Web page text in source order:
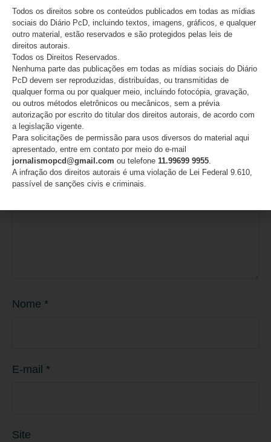
07/08/2026
Deixe um comentário
O seu endereço de e-mail não será publicado. Campos
obrigatórios são marcados com*
Comentário*
Nome *
E-mail *
Site
Todos os direitos sobre os conteúdos publicados em todas as mídias
sociais do Diário PcD, incluindo textos, imagens, gráficos, e qualquer
outro material, estão reservados e são protegidos pelas leis de
direitos autorais.
Todos os Direitos Reservados.
Nenhuma parte das publicações em todas as mídias sociais do Diário
PcD devem ser reproduzidas, distribuídas, ou transmitidas de
qualquer forma ou por qualquer meio, incluindo fotocópia, gravação,
ou outros métodos eletrônicos ou mecânicos, sem a prévia
autorização por escrito do titular dos direitos autorais, de acordo com
a legislação vigente.
Para solicitações de permissão para usos diversos do material aqui
apresentado, entre em contato por meio do e-mail
jornalismopcd@gmail.com ou telefone 11.99699 9955.
A infração dos direitos autorais é uma violação de Lei Federal 9.610,
passível de sanções civis e criminais.